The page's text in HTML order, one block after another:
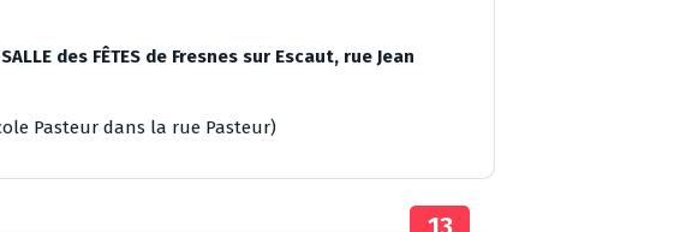
SALLE des FÊTES de Fresnes sur Escaut, rue Jean
Pasteur dans la rue Pasteur)